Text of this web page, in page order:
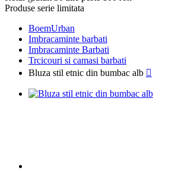
Produse serie limitata
BoemUrban
Imbracaminte barbati
Imbracaminte Barbati
Trcicouri si camasi barbati
Bluza stil etnic din bumbac alb 